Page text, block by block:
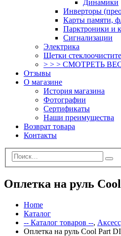
Динамики
Инверторы
Карты памяти,
Парктроники и
Сигнализации
Электрика
Щетки
> > > СМОТРЕТЬ
Отзывы
О магазине
История магазина
Фотографии
Сертификаты
Наши преимущества
Возврат товара
Контакты
Оплетка на руль
Home
Каталог
-- Каталог товаров --,
Оплетка на руль Cool Part